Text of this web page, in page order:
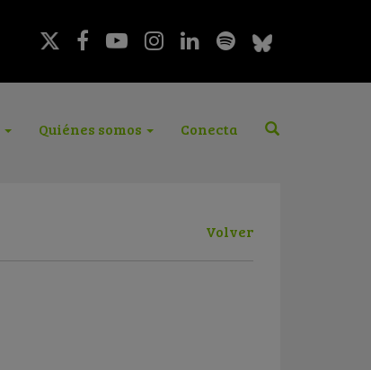
Quiénes somos Conecta
Volver